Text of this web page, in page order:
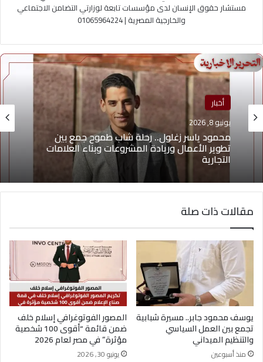
مستشار حقوق الإنسان لدى مؤسسات تابعة لوزارتي التضامن الاجتماعي
والخارجية المصرية | 01065964224
أخبار
يونيو 8, 2026
محمود ياسر زغلول.. رحلة شاب طموح جمع بين
تطوير الأعمال وريادة المشروعات وبناء العلامات
التجارية
منوعات
يونيو 4, 2026
يوسف أيمن درويش.. عقلية بيعية شابة تقود التغيير
وتؤهل الشباب لسوق العمل2026
مقالات ذات صلة
يوسف محمود جابر.. مسيرة شبابية
تجمع بين العمل السياسي
والتنظيم الميداني
منذ أسبوعين
المصور الفوتوغرافي إسلام خلف
ضمن قائمة “أقوى 100 شخصية
مؤثرة” في مصر لعام 2026
يونيو 30, 2026